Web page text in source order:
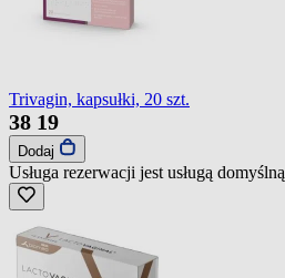
Trivagin, kapsułki, 20 szt.
38 19
Dodaj
Usługa rezerwacji jest usługą domyślną